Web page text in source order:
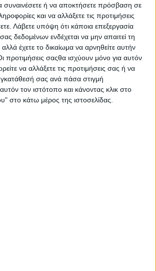
συναινέσετε ή να αποκτήσετε πρόσβαση σε
και να αλλάξετε τις προτιμήσεις
Λάβετε υπόψη ότι κάποια επεξεργασία
δεδομένων ενδέχεται να μην απαιτεί τη
έχετε το δικαίωμα να αρνηθείτε αυτήν
προτιμήσεις σαςθα ισχύουν μόνο για αυτόν
να αλλάξετε τις προτιμήσεις σας ή να
σας ανά πάσα στιγμή
τον ιστότοπο και κάνοντας κλικ στο
στο κάτω μέρος της ιστοσελίδας.
και έχουν διαθέσιμους χώρους για
ενώ πίσω δυο ενήλικες δεν θα
ακόμη και αν το ύψος τους
όρο. Κάτω από το καπό του, το
να επιδείξει έναν νέο,
βενζινοκινητήρα,
λίτρων ο οποίος έχει την κωδική
αποδίδει 82 ίππους και 112 Nm